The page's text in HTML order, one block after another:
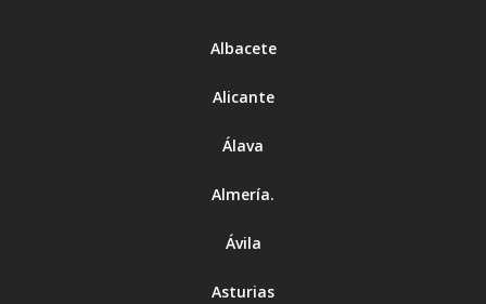
Albacete
Alicante
Álava
Almería.
Ávila
Asturias